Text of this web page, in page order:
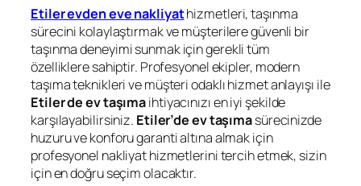
Etiler evden eve nakliyathizmetleri, taşınma
sürecini kolaylaştırmak ve müşterilere güvenli bir
taşınma deneyimi sunmak için gerekli tüm
özelliklere sahiptir. Profesyonel ekipler, modern
taşıma teknikleri ve müşteri odaklı hizmet anlayışı ile
Etiler de ev taşımaihtiyacınızı en iyi şekilde
karşılayabilirsiniz. Etiler’de ev taşımasürecinizde
huzuru ve konforu garanti altına almak için
profesyonel nakliyat hizmetlerini tercih etmek, sizin
için en doğru seçim olacaktır.